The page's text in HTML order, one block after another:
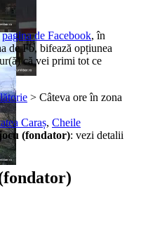
pagina de Facebook, în
de Fb, bifează opțiunea
că vei primi tot ce
> Câteva ore în zona
Caraș, Cheile
(fondator): vezi detalii